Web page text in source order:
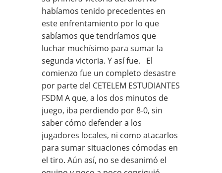
habíamos tenido precedentes en
este enfrentamiento por lo que
sabíamos que tendríamos que
luchar muchísimo para sumar la
segunda victoria. Y así fue. El
comienzo fue un completo desastre
por parte del CETELEM ESTUDIANTES
FSDM A que, a los dos minutos de
juego, iba perdiendo por 8-0, sin
saber cómo defender a los
jugadores locales, ni como atacarlos
para sumar situaciones cómodas en
el tiro. Aún así, no se desanimó el